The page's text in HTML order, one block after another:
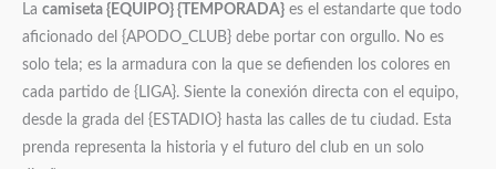
La camiseta {EQUIPO} {TEMPORADA} es el estandarte que todo
aficionado del {APODO_CLUB} debe portar con orgullo. No es
solo tela; es la armadura con la que se defienden los colores en
cada partido de {LIGA}. Siente la conexión directa con el equipo,
desde la grada del {ESTADIO} hasta las calles de tu ciudad. Esta
prenda representa la historia y el futuro del club en un solo